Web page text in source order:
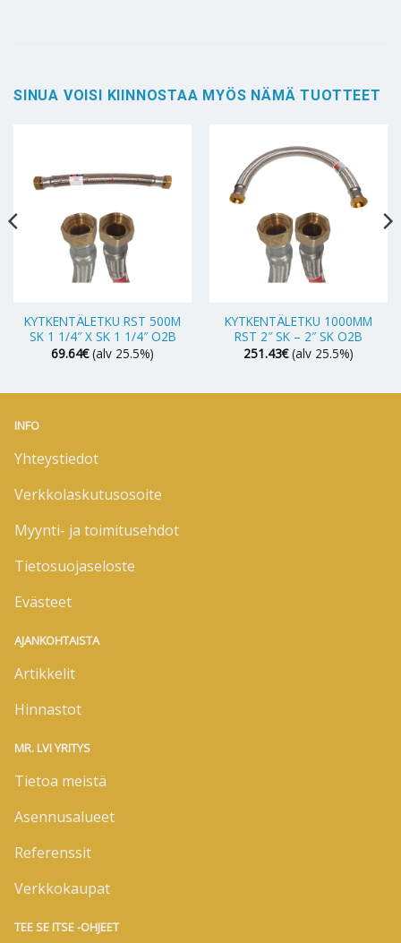
SINUA VOISI KIINNOSTAA MYÖS NÄMÄ TUOTTEET
KYTKENTÄLETKU RST 500M
SK 1 1/4″ X SK 1 1/4″ O2B
69.64€ (alv 25.5%)
KYTKENTÄLETKU 1000MM
RST 2″ SK – 2″ SK O2B
251.43€ (alv 25.5%)
INFO
Yhteystiedot
Verkkolaskutusosoite
Myynti- ja toimitusehdot
Tietosuojaseloste
Evästeet
AJANKOHTAISTA
Artikkelit
Hinnastot
MR. LVI YRITYS
Tietoa meistä
Asennusalueet
Referenssit
Verkkokaupat
TEE SE ITSE -OHJEET